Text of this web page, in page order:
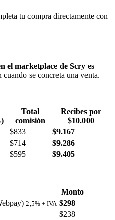
tu compra directamente con
el marketplace de Scry es
se concreta una venta.
Total
comisión
Recibes por
$10.000
$833
$9.167
$714
$9.286
$595 $9.405
Monto
2,5% + IVA $298
$238